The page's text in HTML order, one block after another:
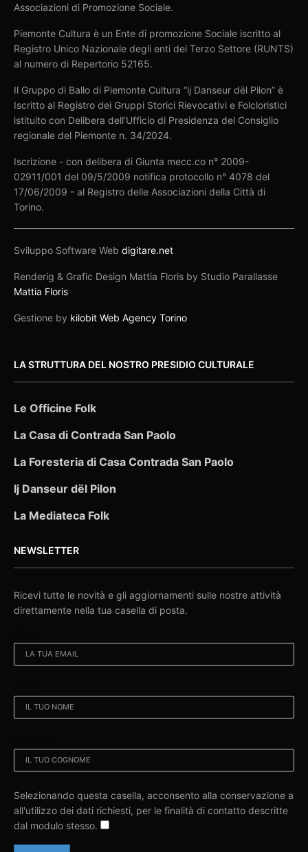
Associazioni di Promozione Sociale.
Piemonte Cultura è un Ente di promozione Sociale iscritto al
Registro Unico Nazionale degli enti del Terzo Settore (RUNTS)
al numero di Repertorio 52165.
Il Gruppo di Ballo di Piemonte Cultura “ij Danseur dël Pilon” è
Iscritto al Registro dei Gruppi Storici Rievocativi e Folcloristici
istituito con Delibera dell’Ufficio di Presidenza del Consiglio
regionale del Piemonte n. 34/2024.
Iscrizione - con delibera di Giunta mecc.co n° 2009-
02911/001 del 09/5/2009 notifica protocollo n° 4078 del
17/06/2009 - al Registro delle Associazioni della Città di
Torino.
Sviluppo Software Webdigitare.net
Renderig & Grafic Design Mattia Floris by Studio Parallasse
Mattia Floris
Gestione by kilobit Web Agency Torino
LA STRUTTURA DEL NOSTRO PRESIDIO CULTURALE
Le Officine Folk
La Casa di Contrada San Paolo
La Foresteria di Casa Contrada San Paolo
Ij Danseur dël Pilon
La Mediateca Folk
NEWSLETTER
Ricevi tutte le novità e gli aggiornamenti sulle nostre attività
direttamente nella tua casella di posta.
Selezionando questa casella, acconsento alla conservazione a
all'utilizzo dei dati richiesti, per le finalità di contatto descritte
dal modulo stesso.